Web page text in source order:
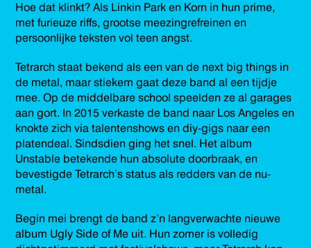
Hoe dat klinkt? Als Linkin Park en Korn in hun prime,
met furieuze riffs, grootse meezingrefreinen en
persoonlijke teksten vol teen angst.
Tetrarch staat bekend als een van de next big things in
de metal, maar stiekem gaat deze band al een tijdje
mee. Op de middelbare school speelden ze al garages
aan gort. In 2015 verkaste de band naar Los Angeles en
knokte zich via talentenshows en diy-gigs naar een
platendeal. Sindsdien ging het snel. Het album
Unstable betekende hun absolute doorbraak, en
bevestigde Tetrarch’s status als redders van de nu-
metal.
Begin mei brengt de band z’n langverwachte nieuwe
album Ugly Side of Me uit. Hun zomer is volledig